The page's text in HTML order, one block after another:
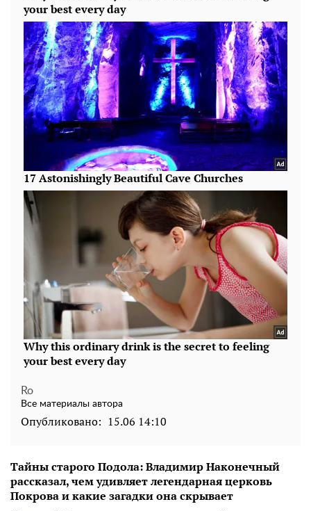
Ro
Все материалы автора
Опубликовано: 15.06 14:10
Тайны старого Подола: Владимир Наконечный
рассказал, чем удивляет легендарная церковь
Покрова и какие загадки она скрывает